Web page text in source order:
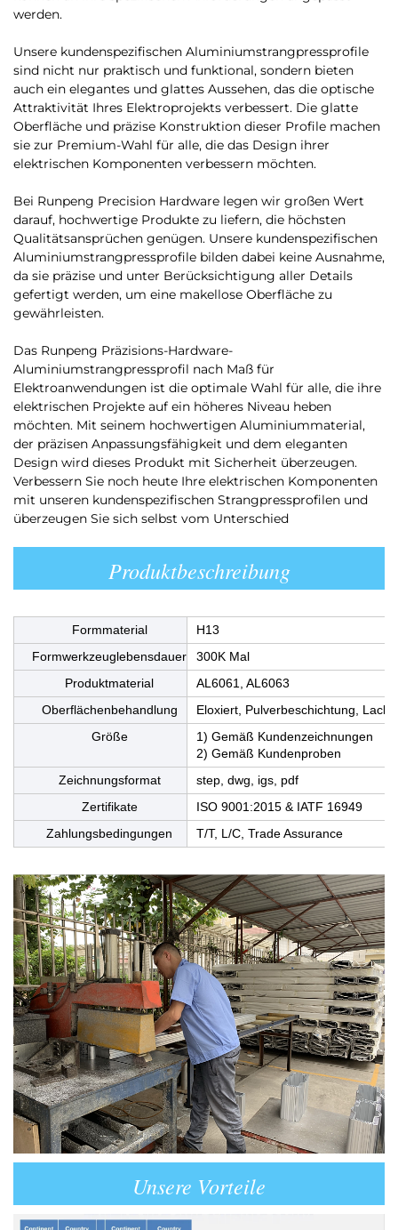
werden.
Unsere kundenspezifischen Aluminiumstrangpressprofile
sind nicht nur praktisch und funktional, sondern bieten
auch ein elegantes und glattes Aussehen, das die optische
Attraktivität Ihres Elektroprojekts verbessert. Die glatte
Oberfläche und präzise Konstruktion dieser Profile machen
sie zur Premium-Wahl für alle, die das Design ihrer
elektrischen Komponenten verbessern möchten.
Bei Runpeng Precision Hardware legen wir großen Wert
darauf, hochwertige Produkte zu liefern, die höchsten
Qualitätsansprüchen genügen. Unsere kundenspezifischen
Aluminiumstrangpressprofile bilden dabei keine Ausnahme,
da sie präzise und unter Berücksichtigung aller Details
gefertigt werden, um eine makellose Oberfläche zu
gewährleisten.
Das Runpeng Präzisions-Hardware-
Aluminiumstrangpressprofil nach Maß für
Elektroanwendungen ist die optimale Wahl für alle, die ihre
elektrischen Projekte auf ein höheres Niveau heben
möchten. Mit seinem hochwertigen Aluminiummaterial,
der präzisen Anpassungsfähigkeit und dem eleganten
Design wird dieses Produkt mit Sicherheit überzeugen.
Verbessern Sie noch heute Ihre elektrischen Komponenten
mit unseren kundenspezifischen Strangpressprofilen und
überzeugen Sie sich selbst vom Unterschied
Produktbeschreibung
Formmaterial
H13
Formwerkzeuglebensdauer
300K Mal
Produktmaterial
AL6061, AL6063
Oberflächenbehandlung
Eloxiert, Pulverbeschichtung,
Größe
1) Gemäß Kundenzeichnungen
2) Gemäß Kundenproben
Zeichnungsformat
step, dwg, igs, pdf
Zertifikate
ISO 9001:2015 & IATF 16949
Zahlungsbedingungen
T/T, L/C, Trade Assurance
Unsere Vorteile